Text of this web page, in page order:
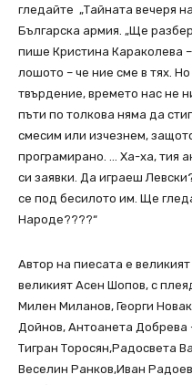
гледайте „Тайната вечеря
Българска армия. „Ще
пише Кристина Караколева
лошото – че ние сме в тях.
твърдение, времето нас не
пъти по толкова няма да
смесим или изчезнем,
програмирано. … Ха-ха, тия
си заявки. Да играеш
се под бесилото им. Ще
Народе????“
Автор на пиесата е
великият Асен Шопов, с
Милен Миланов, Георги
Дойнов, Антоанета Добрева
Тигран Торосян,Радосвета
Веселин Ранков,Иван